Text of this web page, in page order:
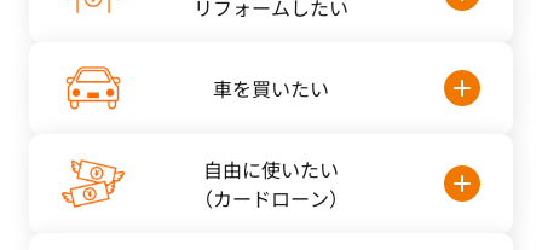
リフォームしたい
車を買いたい
自由に使いたい
（カードローン）